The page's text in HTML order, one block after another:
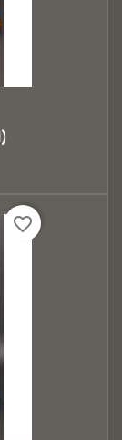
favorite_border